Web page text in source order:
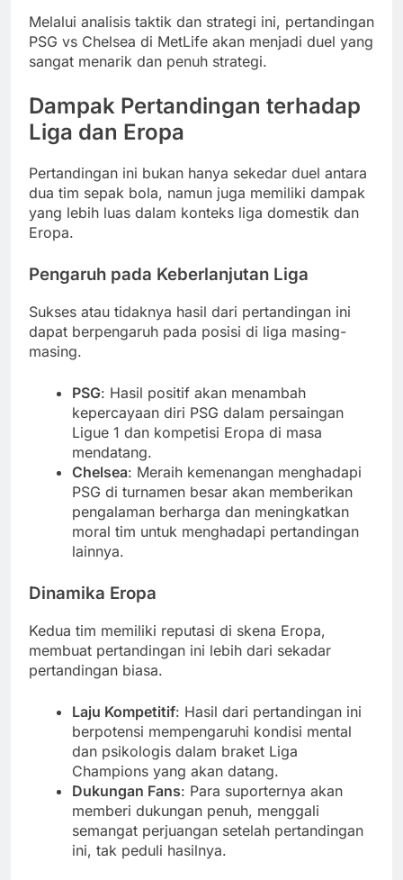
Melalui analisis taktik dan strategi ini, pertandingan
PSG vs Chelsea di MetLife akan menjadi duel yang
sangat menarik dan penuh strategi.
Dampak Pertandingan terhadap
Liga dan Eropa
Pertandingan ini bukan hanya sekedar duel antara
dua tim sepak bola, namun juga memiliki dampak
yang lebih luas dalam konteks liga domestik dan
Eropa.
Pengaruh pada Keberlanjutan Liga
Sukses atau tidaknya hasil dari pertandingan ini
dapat berpengaruh pada posisi di liga masing-
masing.
PSG: Hasil positif akan menambah
kepercayaan diri PSG dalam persaingan
Ligue 1 dan kompetisi Eropa di masa
mendatang.
Chelsea: Meraih kemenangan menghadapi
PSG di turnamen besar akan memberikan
pengalaman berharga dan meningkatkan
moral tim untuk menghadapi pertandingan
lainnya.
Dinamika Eropa
Kedua tim memiliki reputasi di skena Eropa,
membuat pertandingan ini lebih dari sekadar
pertandingan biasa.
Laju Kompetitif: Hasil dari pertandingan ini
berpotensi mempengaruhi kondisi mental
dan psikologis dalam braket Liga
Champions yang akan datang.
Dukungan Fans: Para suporternya akan
memberi dukungan penuh, menggali
semangat perjuangan setelah pertandingan
ini, tak peduli hasilnya.